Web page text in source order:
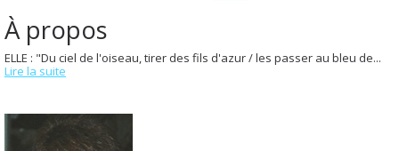
À propos
ELLE : "Du ciel de l'oiseau, tirer des fils d'azur / les passer au bleu de...
Lire la suite